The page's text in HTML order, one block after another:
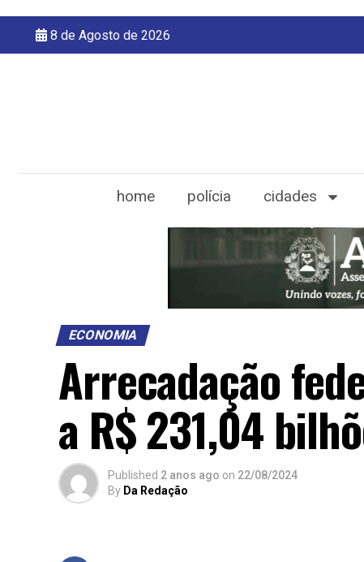
8 de Agosto de 2026
home polícia cidades
ECONOMIA
Arrecadação
a R$ 231,04
Published 2 anos ago on 22/08/2024
By Da Redação